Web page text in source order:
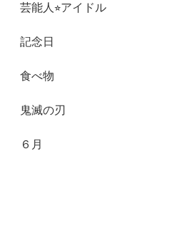
芸能人⭐︎アイドル
記念日
食べ物
鬼滅の刃
６月